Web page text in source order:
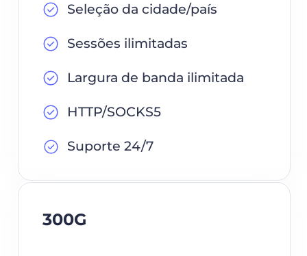
Seleção da cidade/país
Sessões ilimitadas
Largura de banda ilimitada
HTTP/SOCKS5
Suporte 24/7
300G